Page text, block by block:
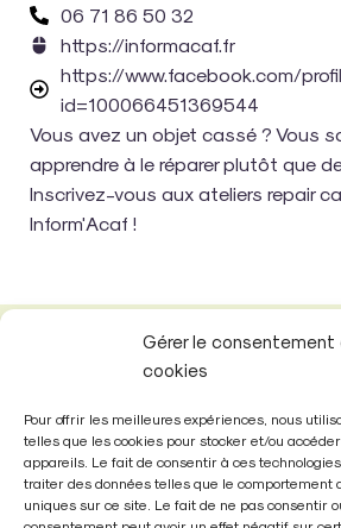
Gérer le consentement
cookies
Pour offrir les meilleures expériences, nous
telles que les cookies pour stocker et/ou
appareils. Le fait de consentir à ces
traiter des données telles que le comportement
uniques sur ce site. Le fait de ne pas consentir
06 71 86 50 32
https://informacaf.fr
https://www.facebook.com/
id=100066451369544
Vous avez un objet cassé ? Vous
apprendre à le réparer plutôt que
Inscrivez-vous aux ateliers repair
Inform'Acaf !